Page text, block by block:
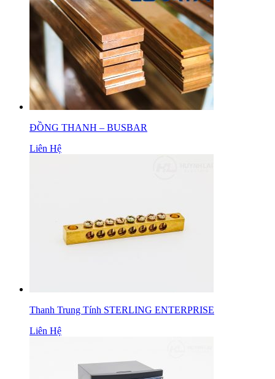
ĐỒNG THANH – BUSBAR
Liên Hệ
Thanh Trung Tính STERLING ENTERPRISE
Liên Hệ